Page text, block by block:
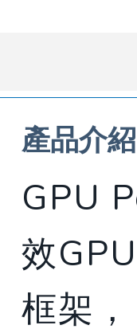
產品介紹
GPU
效
框架，